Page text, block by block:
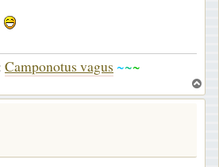
Camponotus vagus ~~~
o